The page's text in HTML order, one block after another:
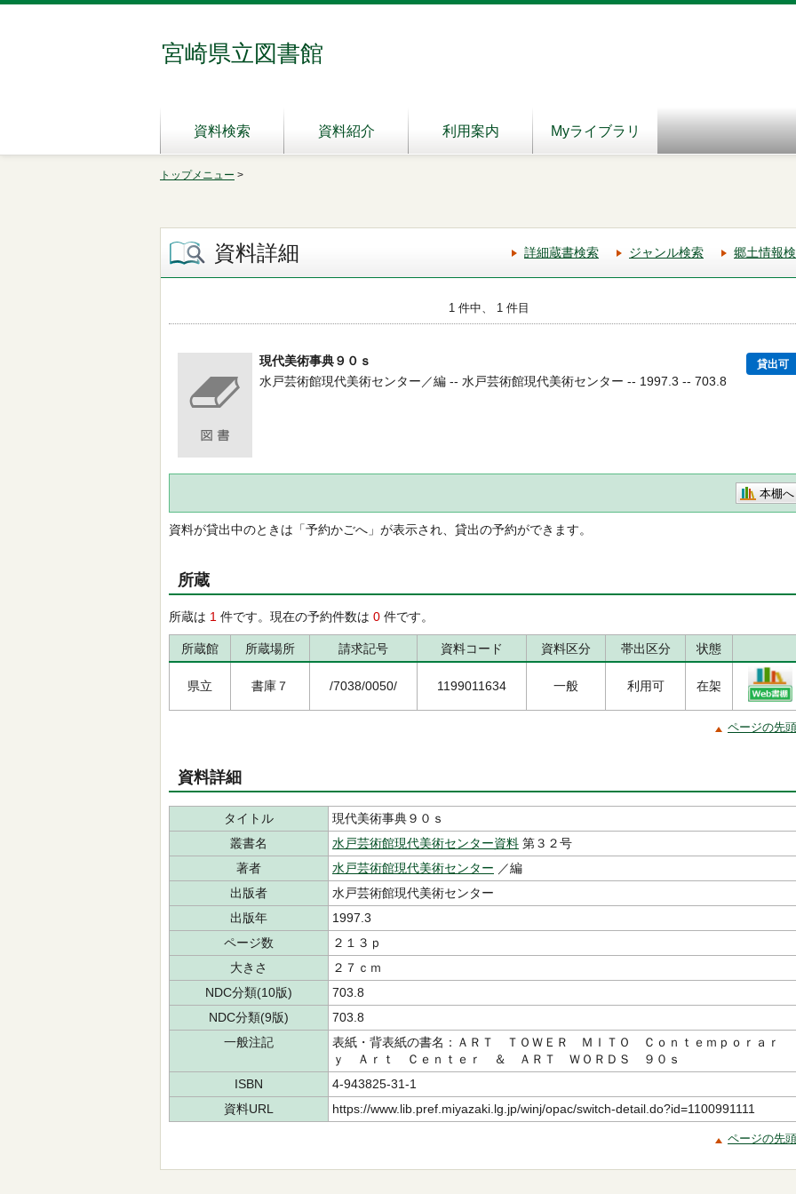
宮崎県立図書館
資料検索 資料紹介 利用案内 Myライブラリ
トップメニュー >
資料詳細 詳細蔵書検索 ジャンル検索 郷土情報
1 件中、 1 件目
現代美術事典９０ｓ 貸出可
水戸芸術館現代美術センター／編 -- 水戸芸術館現代美術センター -- 1997.3 -- 703.8
本棚へ
資料が貸出中のときは「予約かごへ」が表示され、貸出の予約ができます。
所蔵
所蔵は 1 件です。現在の予約件数は 0 件です。
所蔵館 所蔵場所 請求記号 資料コード 資料区分 帯出区分 状態
県立 書庫７ /7038/0050/ 1199011634 一般 利用可 在架
ページの先
資料詳細
タイトル
現代美術事典９０ｓ
叢書名
水戸芸術館現代美術センター資料 第３２号
著者
水戸芸術館現代美術センター ／編
出版者
水戸芸術館現代美術センター
出版年
1997.3
ページ数
２１３ｐ
大きさ
２７ｃｍ
NDC分類(10版)
703.8
NDC分類(9版)
703.8
一般注記
表紙・背表紙の書名：ＡＲＴ ＴＯＷＥＲ ＭＩＴＯ Ｃｏｎｔｅｍｐｏｒａｒ
ｙ Ａｒｔ Ｃｅｎｔｅｒ ＆ ＡＲＴ ＷＯＲＤＳ ９０ｓ
ISBN
4-943825-31-1
資料URL
https://www.lib.pref.miyazaki.lg.jp/winj/opac/switch-detail.do?id=1100991111
ページの先